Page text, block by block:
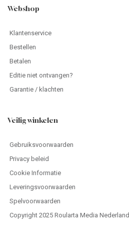
Webshop
Klantenservice
Bestellen
Betalen
Editie niet ontvangen?
Garantie / klachten
Veilig winkelen
Gebruiksvoorwaarden
Privacy beleid
Cookie Informatie
Leveringsvoorwaarden
Spelvoorwaarden
Copyright 2025 Roularta Media Nederland